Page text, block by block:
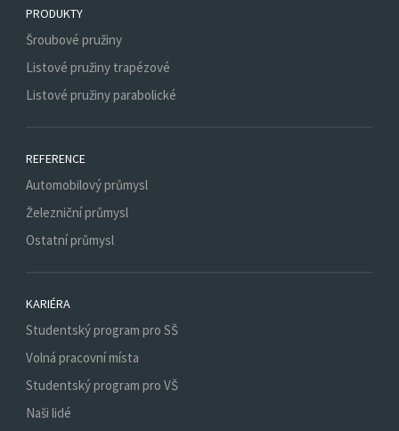
PRODUKTY
Šroubové pružiny
Listové pružiny trapézové
Listové pružiny parabolické
REFERENCE
Automobilový průmysl
Železniční průmysl
Ostatní průmysl
KARIÉRA
Studentský program pro SŠ
Volná pracovní místa
Studentský program pro VŠ
Naši lidé